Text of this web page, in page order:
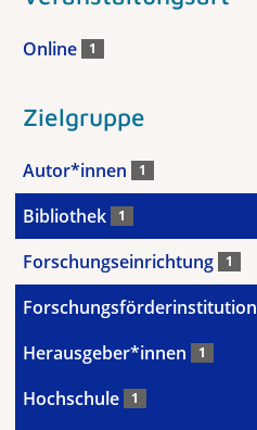
Online 1
Zielgruppe
Autor*innen 1
Bibliothek 1
Forschungseinrichtung 1
Forschungsförderinstitution
Herausgeber*innen 1
Hochschule 1